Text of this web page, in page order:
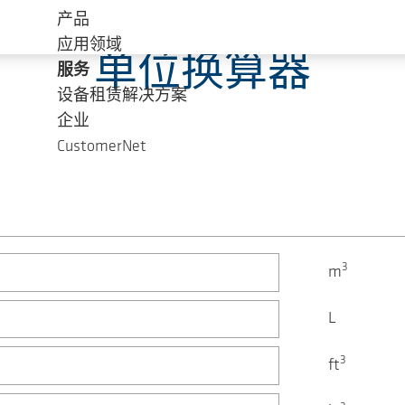
产品
应用领域
服务
设备租赁解决方案
企业
CustomerNet
单位换算器
m3
L
ft3